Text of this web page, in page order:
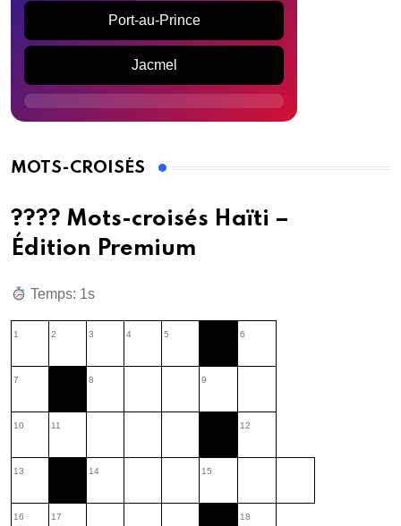
Port-au-Prince
Jacmel
MOTS-CROISÉS
???? Mots-croisés Haïti –
Édition Premium
Temps: 2s
1 2 3 4 5 6
7 8 9
10 11 12
13 14 15
16 17 18